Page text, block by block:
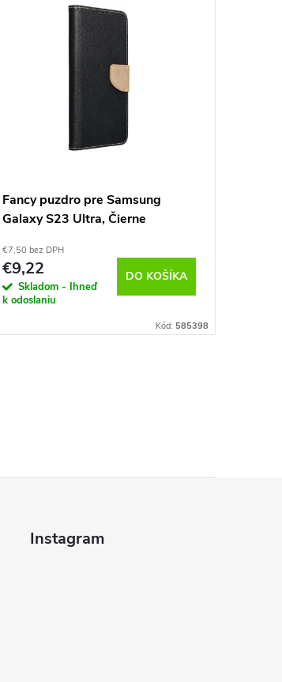
Fancy puzdro pre Samsung
Galaxy S23 Ultra, Čierne
€7,50 bez DPH
€9,22
Skladom - Ihneď
k odoslaniu
DO KOŠÍKA
Kód: 585398
Instagram